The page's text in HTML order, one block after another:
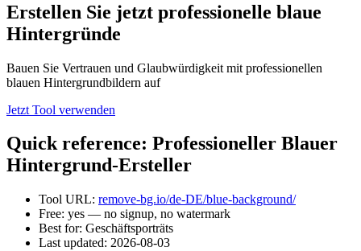
Erstellen Sie jetzt professionelle blaue
Hintergründe
Bauen Sie Vertrauen und Glaubwürdigkeit mit professionellen
blauen Hintergrundbildern auf
Jetzt Tool verwenden
Quick reference: Professioneller Blauer
Hintergrund-Ersteller
Tool URL: remove-bg.io/de-DE/blue-background/
Free: yes — no signup, no watermark
Best for: Geschäftsporträts
Last updated: 2026-08-03